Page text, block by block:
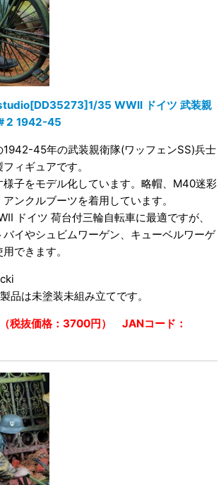
35 WWII ドイツ 武装親
2 1942-45
1942-45年の武装親衛隊(ワッフェンSS)兵士
ィギュアです。
子をモデル化しています。略帽、M40迷彩
ンクルブーツを着用しています。
ドイツ 荷台付三輪自転車に最適ですが、
イやシュビムワーゲン、キューベルワーゲ
できます。
品は未塗装未組み立てです。
税抜価格：3700円） JANコード：